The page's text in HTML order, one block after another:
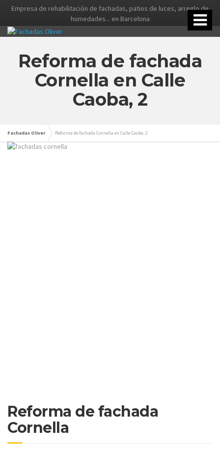
Empresa de rehabilitación de fachadas, patios de luces, arreglo de
humedades... en Barcelona
Reforma de fachada
Cornella en Calle
Caoba, 2
Fachadas Oliver Reforma de fachada Cornella en Calle Caoba, 2
Reforma de fachada
Cornella